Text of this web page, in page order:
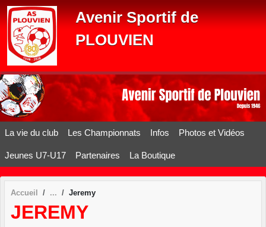
Avenir Sportif de
PLOUVIEN
La vie du club Les Championnats Infos Photos et Vidéos
Jeunes U7-U17 Partenaires La Boutique
Accueil Jeremy
JEREMY
Panneau de gestion des cookies